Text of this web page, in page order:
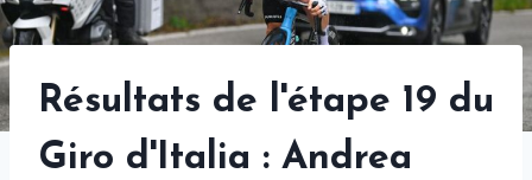
Résultats de l'étape 19 du
Giro d'Italia : Andrea